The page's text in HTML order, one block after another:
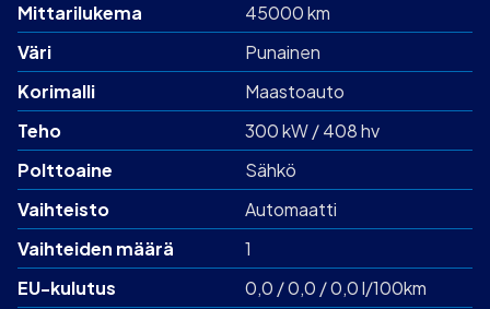
Mittarilukema
45000 km
Väri
Punainen
Korimalli
Maastoauto
Teho
300 kW / 408 hv
Polttoaine
Sähkö
Vaihteisto
Automaatti
Vaihteiden määrä
1
EU-kulutus
0,0 / 0,0 / 0,0 l/100km